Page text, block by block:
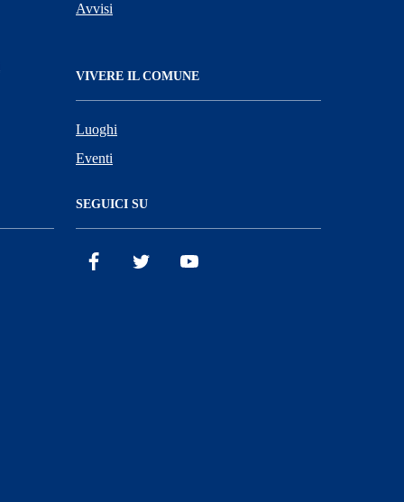
Avvisi
VIVERE IL COMUNE
Luoghi
Eventi
SEGUICI SU
Facebook